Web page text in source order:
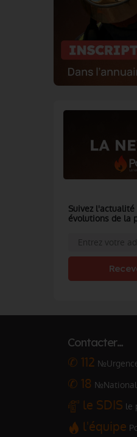
Suivez
évolutions de la
Contacter…
✆ 112
✆ 18 №National
le SDIS le
l'équipe